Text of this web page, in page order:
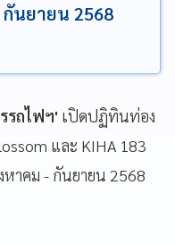
นยายน 2568
รถไฟฯ' เปิดปฏิทินท่อง
และ KIHA 183
หาคม - กันยายน 2568